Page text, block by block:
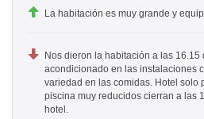
La habitación es muy grande y
Nos dieron la habitación a las 16.15
acondicionado en las instalaciones
variedad en las comidas. Hotel solo
piscina muy reducidos cierran a las
hotel.